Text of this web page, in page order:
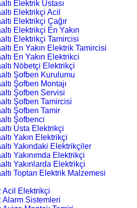
Elektrik Ustası
Elektrikçi Acil
Elektrikçi Çağır
Elektrikçi En Yakın
Elektrikçi Tamircisi
En Yakın Elektrik Tamircisi
En Yakın Elektrikci
Nöbetçi Elektrikçi
Şofben Kurulumu
Şofben Montajı
Şofben Servisi
Şofben Tamircisi
Şofben Tamir
Şofbenci
Usta Elektrikçi
Yakın Elektrikçi
Yakındaki Elektrikçiler
Yakınımda Elektrikçi
Yakınlarda Elektrikçi
Toptan Elektrik Malzemesi
Acil Elektrikçi
Alarm Sistemleri